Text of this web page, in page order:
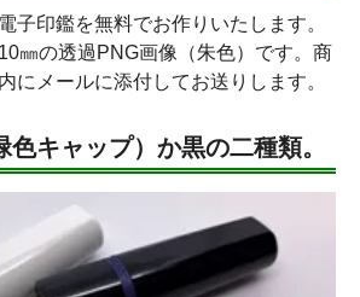
子印鑑を無料でお作りいたします。
㎜の透過PNG画像（朱色）です。商
にメールに添付してお送りします。
キャップ）か黒の二種類。